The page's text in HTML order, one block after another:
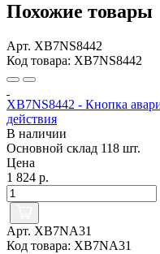
Похожие товары
Арт. XB7NS8442
Код товара: XB7NS8442
XB7NS8442 - Кнопка
действия
В наличии
Основной склад 118 шт.
Цена
1 824 р.
Арт. XB7NA31
Код товара: XB7NA31